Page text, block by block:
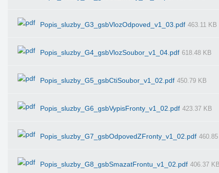
Popis_sluzby_G3_gsbVlozOdpoved_v1_03.pdf 463.11 KB
Popis_sluzby_G4_gsbVlozSoubor_v1_04.pdf 618.48 KB
Popis_sluzby_G5_gsbCtiSoubor_v1_02.pdf 450.79 KB
Popis_sluzby_G6_gsbVypisFronty_v1_02.pdf 423.37 KB
Popis_sluzby_G7_gsbOdpovedZFronty_v1_02.pdf
Popis_sluzby_G8_gsbSmazatFrontu_v1_02.pdf 406.37